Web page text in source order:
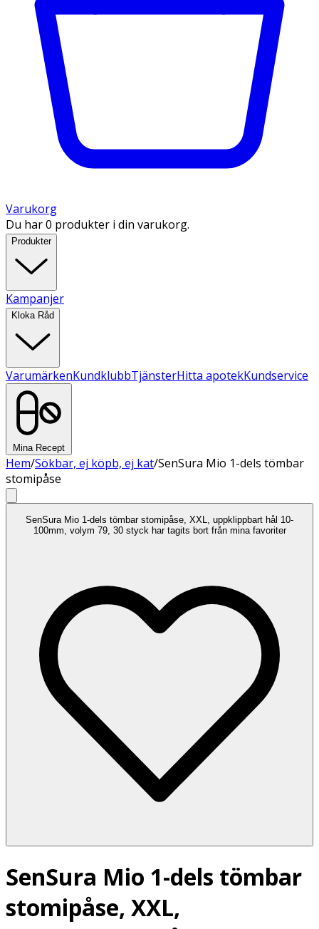
Varukorg
Du har 0 produkter i din varukorg.
Produkter
Kampanjer
Kloka Råd
VarumärkenKundklubbTjänsterHitta apotekKundservice
Mina Recept
Hem/Sökbar, ej köpb, ej kat/SenSura Mio 1-dels tömbar
stomipåse
SenSura Mio 1-dels tömbar stomipåse, XXL, uppklippbart hål 10-
100mm, volym 79, 30 styck har tagits bort från mina favoriter
SenSura Mio 1-dels tömbar
stomipåse, XXL,